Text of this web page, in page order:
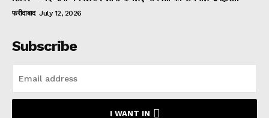
फरीदाबाद July 12, 2026
Subscribe
I WANT IN